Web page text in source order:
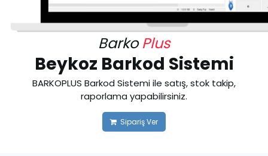
BarkoPlus
Beykoz Barkod Sistemi
BARKOPLUS Barkod Sistemi ile satış, stok takip,
raporlama yapabilirsiniz.
Sipariş Ver